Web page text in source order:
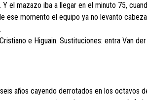
el mazazo iba a llegar en el minuto 75,
ese momento el equipo ya no levanto
e Higuain. Sustituciones: entra Van
años cayendo derrotados en los octavos